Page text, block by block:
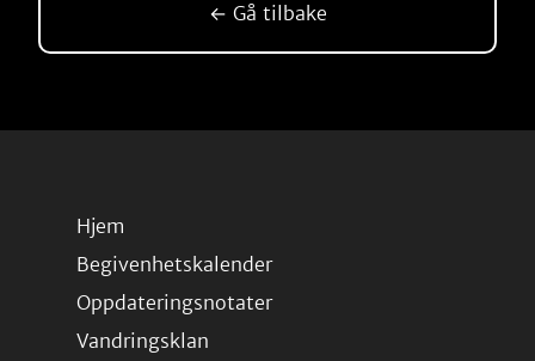
← Gå tilbake
Hjem
Begivenhetskalender
Oppdateringsnotater
Vandringsklan